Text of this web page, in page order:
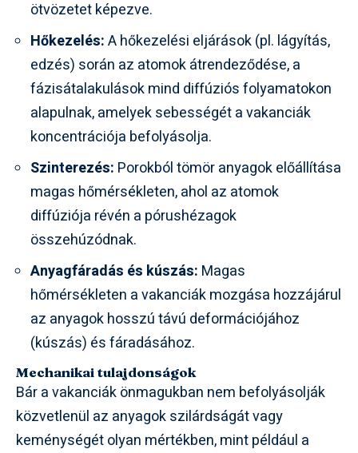
ötvözetet képezve.
Hőkezelés:A hőkezelési eljárások (pl. lágyítás,
edzés) során az atomok átrendeződése, a
fázisátalakulások mind diffúziós folyamatokon
alapulnak, amelyek sebességét a vakanciák
koncentrációja befolyásolja.
Szinterezés: Porokból tömör anyagok előállítása
magas hőmérsékleten, ahol az atomok
diffúziója révén a pórushézagok
összehúzódnak.
Anyagfáradás és kúszás: Magas
hőmérsékleten a vakanciák mozgása hozzájárul
az anyagok hosszú távú deformációjához
(kúszás) és fáradásához.
Mechanikai tulajdonságok
Bár a vakanciák önmagukban nem befolyásolják
közvetlenül az anyagok szilárdságát vagy
keménységét olyan mértékben, mint például a